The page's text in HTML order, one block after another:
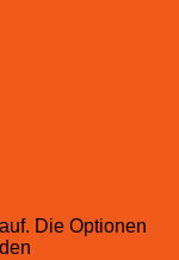
Die Optionen